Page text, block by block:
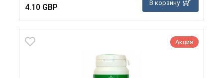
4.10 GBP В корзину
Акция